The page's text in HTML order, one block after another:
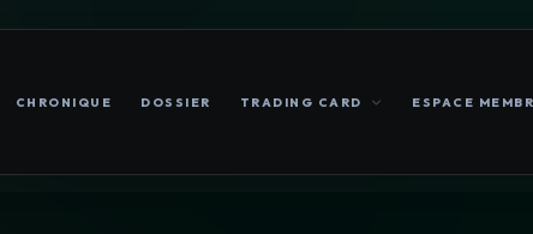
CHRONIQUE DOSSIER TRADING CARD ESPACE